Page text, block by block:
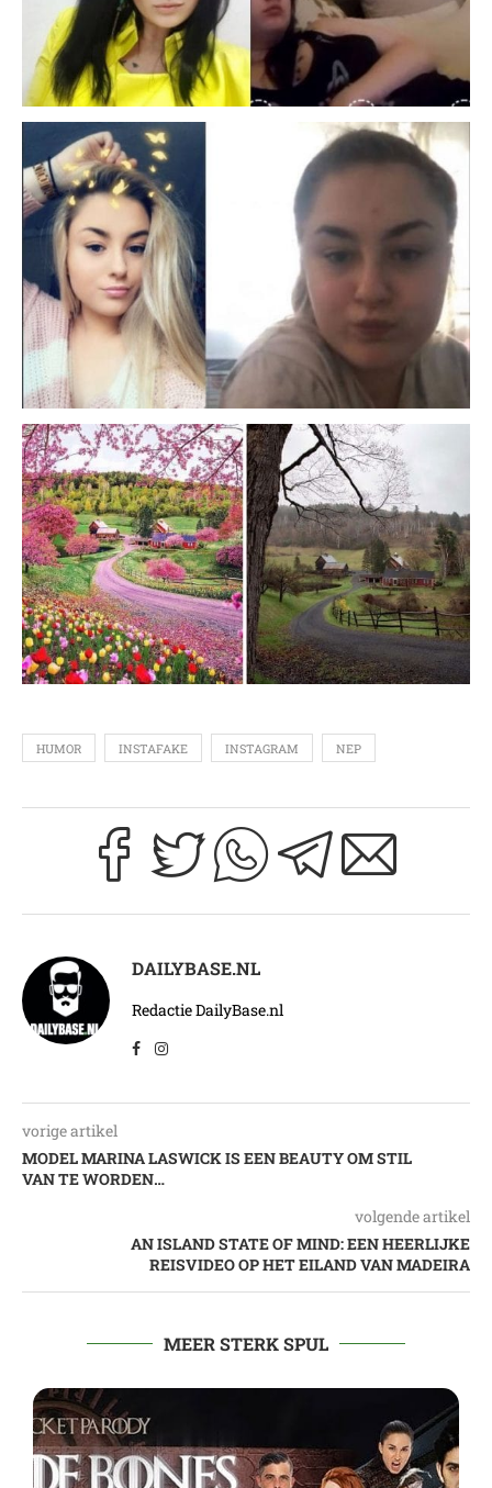
HUMOR INSTAFAKE INSTAGRAM NEP
DAILYBASE.NL
Redactie DailyBase.nl
vorige artikel
MODEL MARINA LASWICK IS EEN BEAUTY OM STIL
VAN TE WORDEN…
volgende artikel
AN ISLAND STATE OF MIND: EEN HEERLIJKE
REISVIDEO OP HET EILAND VAN MADEIRA
MEER STERK SPUL